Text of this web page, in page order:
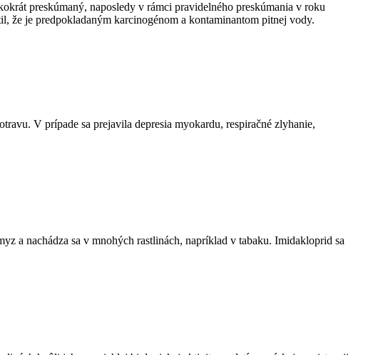
preskúmaný, naposledy v rámci pravidelného preskúmania v roku
je predpokladaným karcinogénom a kontaminantom pitnej vody.
V prípade sa prejavila depresia myokardu, respiračné zlyhanie,
a nachádza sa v mnohých rastlinách, napríklad v tabaku. Imidakloprid sa